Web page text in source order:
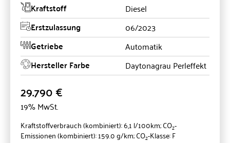
Kraftstoff Diesel
Erstzulassung 06/2023
Getriebe Automatik
Hersteller Farbe Daytonagrau Perleffekt
29.790 €
19% MwSt.
Kraftstoffverbrauch (kombiniert):6,1 l/100km;CO2-
Emissionen (kombiniert):159.0 g/km;CO2-Klasse:F